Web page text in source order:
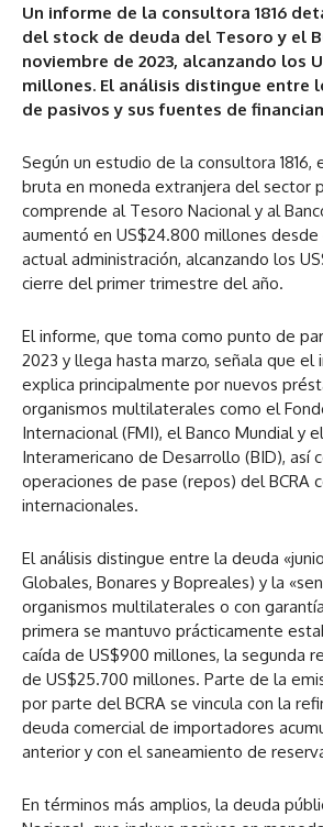
Un informe de la consultora 1816
del stock de deuda del Tesoro y el
noviembre de 2023, alcanzando los
millones. El análisis distingue entre
de pasivos y sus fuentes de
Según un estudio de la consultora 1816,
bruta en moneda extranjera del sector
comprende al Tesoro Nacional y al
aumentó en US$24.800 millones desde
actual administración, alcanzando los
cierre del primer trimestre del año.
El informe, que toma como punto de
2023 y llega hasta marzo, señala que el
explica principalmente por nuevos
organismos multilaterales como el
Internacional (FMI), el Banco Mundial y
Interamericano de Desarrollo (BID), así
operaciones de pase (repos) del BCRA
internacionales.
El análisis distingue entre la deuda
Globales, Bonares y Bopreales) y la
organismos multilaterales o con
primera se mantuvo prácticamente
caída de US$900 millones, la segunda
de US$25.700 millones. Parte de la
por parte del BCRA se vincula con la
deuda comercial de importadores
anterior y con el saneamiento de
En términos más amplios, la deuda